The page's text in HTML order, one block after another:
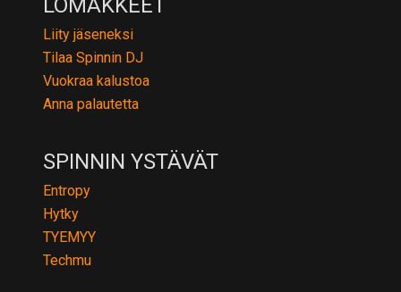
LOMAKKEET
Liity jäseneksi
Tilaa Spinnin DJ
Vuokraa kalustoa
Anna palautetta
SPINNIN YSTÄVÄT
Entropy
Hytky
TYEMYY
Techmu